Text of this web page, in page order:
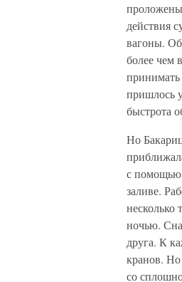
действия
вагоны.
более чем
принимать
пришлось
быстрота
Но
с помощью
заливе.
несколько
ночью.
друга. К
кранов. Но
со